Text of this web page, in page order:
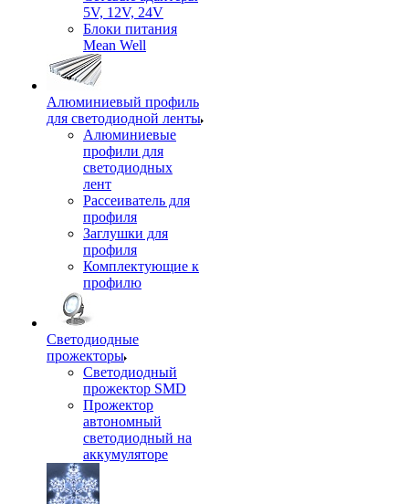
5V, 12V, 24V
Блоки питания
Mean Well
Алюминиевый профиль
для светодиодной ленты
Алюминиевые
профили для
светодиодных
лент
Рассеиватель для
профиля
Заглушки для
профиля
Комплектующие к
профилю
Светодиодные
прожекторы
Светодиодный
прожектор SMD
Прожектор
автономный
светодиодный на
аккумуляторе